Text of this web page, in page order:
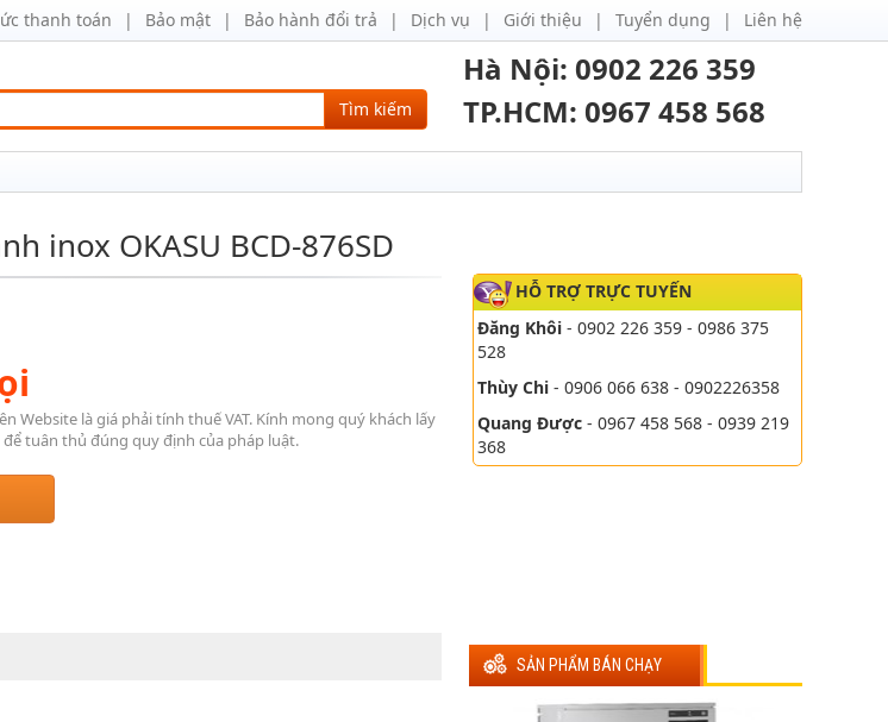
thanh toán Bảo mật Bảo hành đổi trả Dịch vụ Giới thiệu Tuyển dụng Liên hệ
Tìm kiếm
Hà Nội: 0902 226 359
TP.HCM: 0967 458 568
inox OKASU BCD-876SD
HỖ TRỢ TRỰC TUYẾN
Đăng Khôi - 0902 226 359 - 0986 375
528
Thùy Chi - 0906 066 638 - 0902226358
Quang Được - 0967 458 568 - 0939 219
368
Website là giá phải tính thuế VAT. Kính mong quý khách lấy
tuân thủ đúng quy định của pháp luật.
SẢN PHẨM BÁN CHẠY